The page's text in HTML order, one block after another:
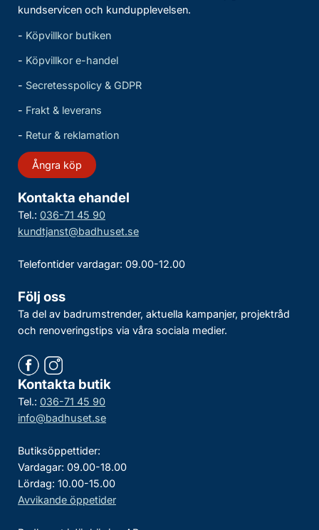
kundservicen och kundupplevelsen.
- Köpvillkor butiken
- Köpvillkor e-handel
- Secretesspolicy & GDPR
- Frakt & leverans
- Retur & reklamation
Ångra köp
Kontakta ehandel
Tel.: 036-71 45 90
kundtjanst@badhuset.se
Telefontider vardagar: 09.00-12.00
Följ oss
Ta del av badrumstrender, aktuella kampanjer, projektråd
och renoveringstips via våra sociala medier.
Kontakta butik
Tel.: 036-71 45 90
info@badhuset.se
Butiksöppettider:
Vardagar: 09.00-18.00
Lördag: 10.00-15.00
Avvikande öppetider